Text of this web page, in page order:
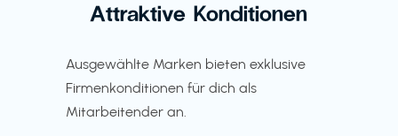
Attraktive Konditionen
Ausgewählte Marken bieten exklusive
Firmenkonditionen für dich als
Mitarbeitender an.